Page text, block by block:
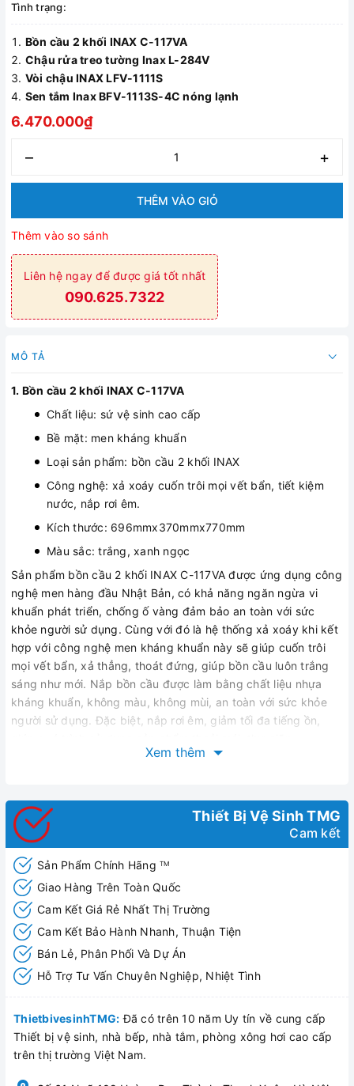
Tình trạng:
Bồn cầu 2 khối INAX C-117VA
Chậu rửa treo tường Inax L-284V
Vòi chậu INAX LFV-1111S
Sen tắm Inax BFV-1113S-4C nóng lạnh
6.470.000₫
– +
THÊM VÀO GIỎ
Thêm vào so sánh
Liên hệ ngay để được giá tốt nhất
090.625.7322
MÔ TẢ
1. Bồn cầu 2 khối INAX C-117VA
Chất liệu: sứ vệ sinh cao cấp
Bề mặt: men kháng khuẩn
Loại sản phẩm: bồn cầu 2 khối INAX
Công nghệ: xả xoáy cuốn trôi mọi vết bẩn, tiết kiệm
nước, nắp rơi êm.
Kích thước: 696mmx370mmx770mm
Màu sắc: trắng, xanh ngọc
Sản phẩm bồn cầu 2 khối INAX C-117VA được ứng dụng công
nghệ men hàng đầu Nhật Bản, có khả năng ngăn ngừa vi
khuẩn phát triển, chống ố vàng đảm bảo an toàn với sức
khỏe người sử dụng. Cùng với đó là hệ thống xả xoáy khi kết
hợp với công nghệ men kháng khuẩn này sẽ giúp cuốn trôi
mọi vết bẩn, xả thẳng, thoát đứng, giúp bồn cầu luôn trắng
sáng như mới. Nắp bồn cầu được làm bằng chất liệu nhựa
kháng khuẩn, không màu, không mùi, an toàn với sức khỏe
người sử dụng. Đặc biệt, nắp rơi êm, giảm tối đa tiếng ồn,
Xem thêm
Thiết Bị Vệ Sinh TMG
Cam kết
Sản Phẩm Chính Hãng TM
Giao Hàng Trên Toàn Quốc
Cam Kết Giá Rẻ Nhất Thị Trường
Cam Kết Bảo Hành Nhanh, Thuận Tiện
Bán Lẻ, Phân Phối Và Dự Án
Hỗ Trợ Tư Vấn Chuyên Nghiệp, Nhiệt Tình
ThietbivesinhTMG: Đã có trên 10 năm Uy tín về cung cấp
Thiết bị vệ sinh, nhà bếp, nhà tắm, phòng xông hơi cao cấp
trên thị trường Việt Nam.